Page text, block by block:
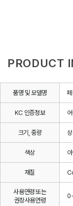
PRODUCT
품명 및 모델명
KC 인증정보
크기, 중량
색상
재질
사용연령 또는
권장사용연령